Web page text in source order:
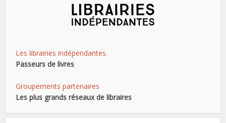
Les librairies indépendantes.
Passeurs de livres
Groupements partenaires
Les plus grands réseaux de libraires